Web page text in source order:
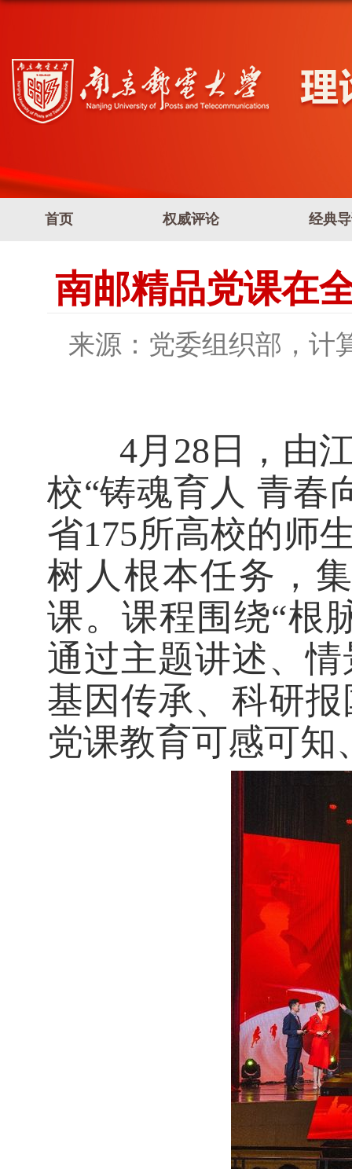
首页 权威评论 经典
南邮精品党课在
来源：党委组织部，计
4月28日，由江
校“铸魂育人 青春
省175所高校的师
树人根本任务，
课。课程围绕“根
通过主题讲述、
基因传承、科研
党课教育可感可知